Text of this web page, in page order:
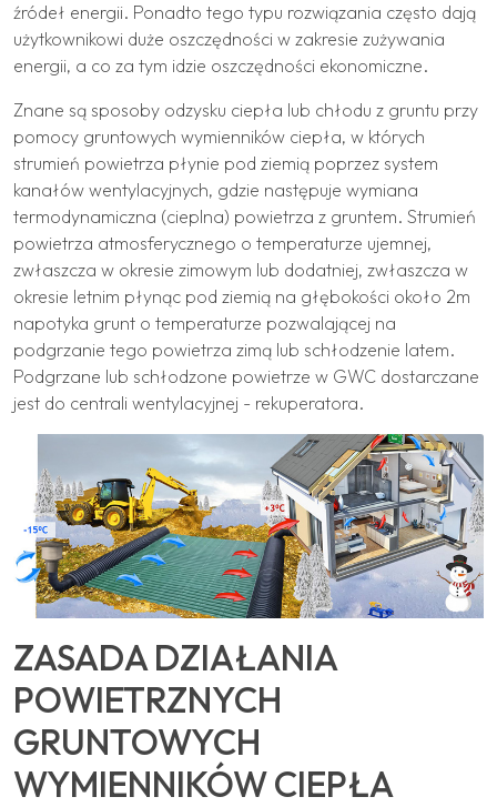
źródeł energii. Ponadto tego typu rozwiązania często dają
użytkownikowi duże oszczędności w zakresie zużywania
energii, a co za tym idzie oszczędności ekonomiczne.
Znane są sposoby odzysku ciepła lub chłodu z gruntu przy
pomocy gruntowych wymienników ciepła, w których
strumień powietrza płynie pod ziemią poprzez system
kanałów wentylacyjnych, gdzie następuje wymiana
termodynamiczna (cieplna) powietrza z gruntem. Strumień
powietrza atmosferycznego o temperaturze ujemnej,
zwłaszcza w okresie zimowym lub dodatniej, zwłaszcza w
okresie letnim płynąc pod ziemią na głębokości około 2m
napotyka grunt o temperaturze pozwalającej na
podgrzanie tego powietrza zimą lub schłodzenie latem.
Podgrzane lub schłodzone powietrze w GWC dostarczane
jest do centrali wentylacyjnej - rekuperatora.
ZASADA DZIAŁANIA
POWIETRZNYCH
GRUNTOWYCH
WYMIENNIKÓW CIEPŁA